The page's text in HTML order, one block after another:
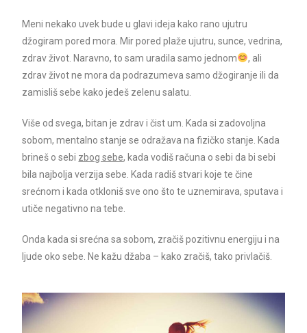
Meni nekako uvek bude u glavi ideja kako rano ujutru
džogiram pored mora. Mir pored plaže ujutru, sunce, vedrina,
zdrav život. Naravno, to sam uradila samo jednom
, ali
zdrav život ne mora da podrazumeva samo džogiranje ili da
zamisliš sebe kako jedeš zelenu salatu.
Više od svega, bitan je zdrav i čist um. Kada si zadovoljna
sobom, mentalno stanje se odražava na fizičko stanje. Kada
brineš o sebi zbog sebe, kada vodiš računa o sebi da bi sebi
bila najbolja verzija sebe. Kada radiš stvari koje te čine
srećnom i kada otkloniš sve ono što te uznemirava, sputava i
utiče negativno na tebe.
Onda kada si srećna sa sobom, zračiš pozitivnu energiju i na
ljude oko sebe. Ne kažu džaba – kako zračiš, tako privlačiš.